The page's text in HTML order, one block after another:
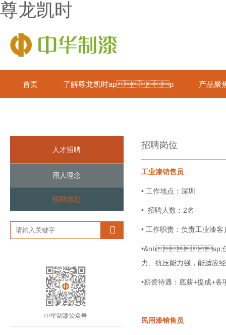
尊龙凯时
首页 了解尊龙凯时app 产品聚
人才招聘
用人理念
招聘信息
招聘岗位
工业漆销售员
• 工作地点：深圳
• 招聘人数：2名
• 工作职责：负责工业漆
•&nbsp;任职
力、抗压能力强，能适应经
•薪资待遇：底薪+提成+各
民用漆销售员